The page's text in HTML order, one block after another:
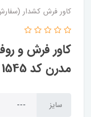
کاور فرش کشدار
کاور فرش و
مدرن کد 1545 (با فیلم لایو)
سایز